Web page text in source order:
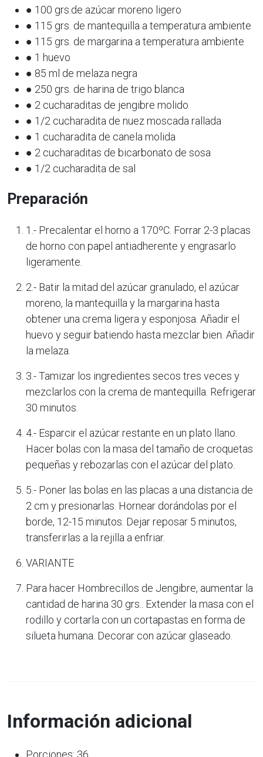
● 100 grs.de azúcar moreno ligero
● 115 grs. de mantequilla a temperatura ambiente
● 115 grs. de margarina a temperatura ambiente
● 1 huevo
● 85 ml de melaza negra
● 250 grs. de harina de trigo blanca
● 2 cucharaditas de jengibre molido
● 1/2 cucharadita de nuez moscada rallada
● 1 cucharadita de canela molida
● 2 cucharaditas de bicarbonato de sosa
● 1/2 cucharadita de sal
Preparación
1.- Precalentar el horno a 170ºC. Forrar 2-3 placas
de horno con papel antiadherente y engrasarlo
ligeramente.
2.- Batir la mitad del azúcar granulado, el azúcar
moreno, la mantequilla y la margarina hasta
obtener una crema ligera y esponjosa. Añadir el
huevo y seguir batiendo hasta mezclar bien. Añadir
la melaza.
3.- Tamizar los ingredientes secos tres veces y
mezclarlos con la crema de mantequilla. Refrigerar
30 minutos.
4.- Esparcir el azúcar restante en un plato llano.
Hacer bolas con la masa del tamaño de croquetas
pequeñas y rebozarlas con el azúcar del plato.
5.- Poner las bolas en las placas a una distancia de
2 cm y presionarlas. Hornear dorándolas por el
borde, 12-15 minutos. Dejar reposar 5 minutos,
transferirlas a la rejilla a enfriar.
VARIANTE
Para hacer Hombrecillos de Jengibre, aumentar la
cantidad de harina 30 grs.. Extender la masa con el
rodillo y cortarla con un cortapastas en forma de
silueta humana. Decorar con azúcar glaseado.
Información adicional
Porciones: 36